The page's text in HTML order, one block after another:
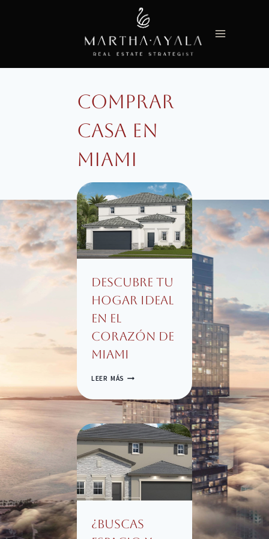
Comprar
casa en
miami
Descubre Tu
Hogar Ideal
en el
Corazón de
Miami
LEER MÁS DESCUBRE
IDEAL
EN
EL
CORAZÓN
DE
MIAMI
¿Buscas